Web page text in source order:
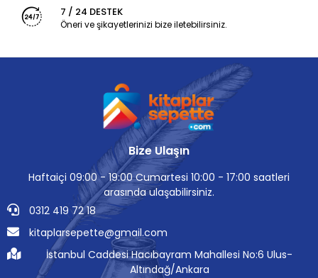
7 / 24 DESTEK
Öneri ve şikayetlerinizi bize iletebilirsiniz.
Bize Ulaşın
Haftaiçi 09:00 - 19:00 Cumartesi 10:00 - 17:00 saatleri
arasında ulaşabilirsiniz.
0312 419 72 18
kitaplarsepette@gmail.com
İstanbul Caddesi Hacıbayram Mahallesi No:6 Ulus-
Altındağ/Ankara